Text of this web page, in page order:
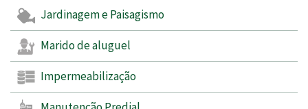
Jardinagem e Paisagismo
Marido de aluguel
Impermeabilização